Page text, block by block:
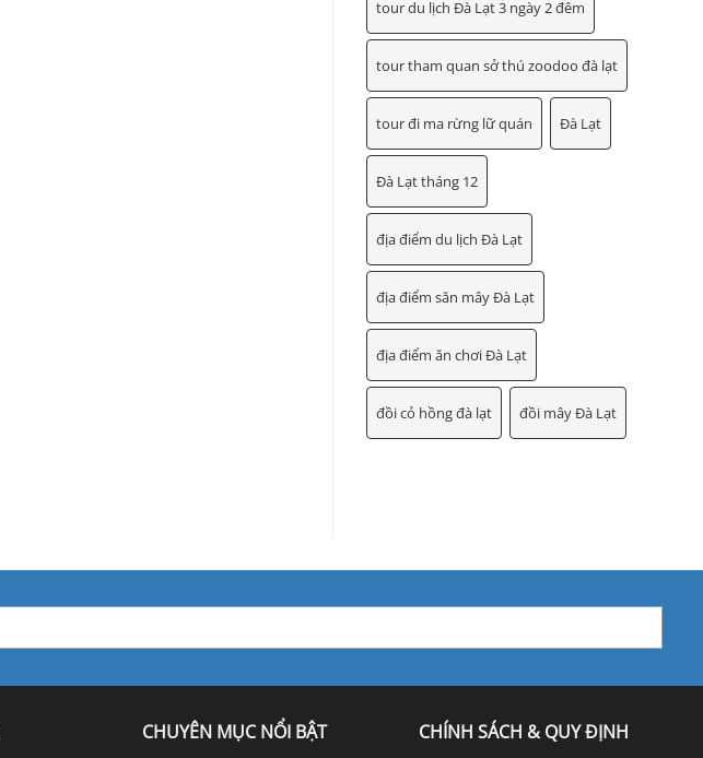
tour du lịch Đà Lạt 3 ngày 2 đêm
tour tham quan sở thú zoodoo đà lạt
tour đi ma rừng lữ quán Đà Lạt
Đà Lạt tháng 12
địa điểm du lịch Đà Lạt
địa điểm săn mây Đà Lạt
địa điểm ăn chơi Đà Lạt
đồi cỏ hồng đà lạt đồi mây Đà Lạt
CHUYÊN MỤC NỔI BẬT CHÍNH SÁCH & QUY ĐỊNH